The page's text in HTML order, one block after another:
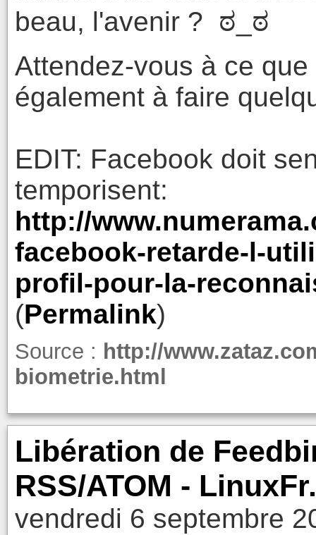
beau, l'avenir ? ಠ_ಠ
Attendez-vous à ce
également à faire
EDIT: Facebook doit
temporisent:
http://
facebook-retarde-l-
profil-pour-la-
(Permalink)
Source : http://
biometrie.html
Libération de
RSS/ATOM -
vendredi 6 septembre